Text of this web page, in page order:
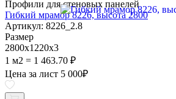
Профили для стеновых панелей
Гибкий мрамор 8226, высота 2800
Артикул: 8226_2.8
Размер
2800х1220х3
1 м2 = 1 463.70 ₽
Цена за лист 5 000₽